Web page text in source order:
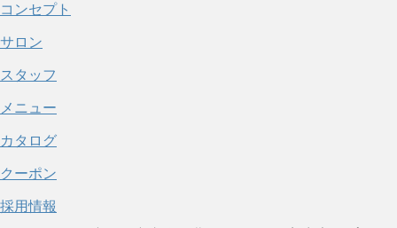
コンセプト
サロン
スタッフ
メニュー
カタログ
クーポン
採用情報